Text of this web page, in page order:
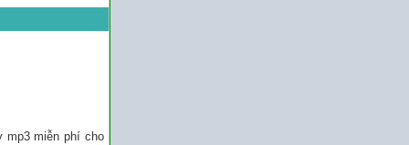
mp3 miễn phí cho